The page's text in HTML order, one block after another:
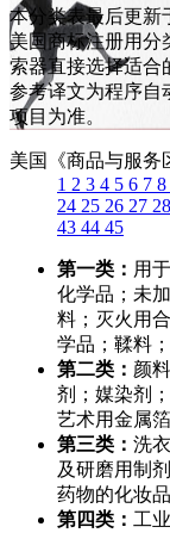
本分类表最后更新
美国商标注册用分
索器直接选择适合
参考译文为程序自
项目为准。
美国《商品与服务
1 2 3 4 5 6 7 8
24 25 26 27 28
43 44 45
第一类： 用
化学品；未
料；灭火用
学品；鞣料
第二类： 颜
剂；媒染剂
艺术用金属
第三类： 洗
及研磨用制
药物的化妆
第四类： 工